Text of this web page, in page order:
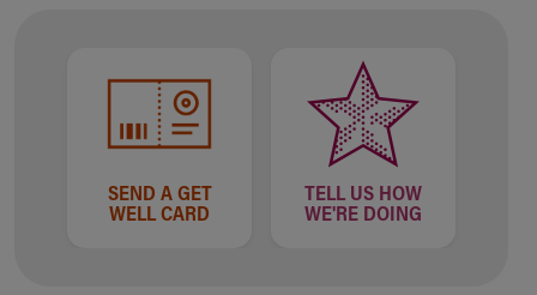
SEND A GET
WELL CARD
TELL US HOW
WE'RE DOING